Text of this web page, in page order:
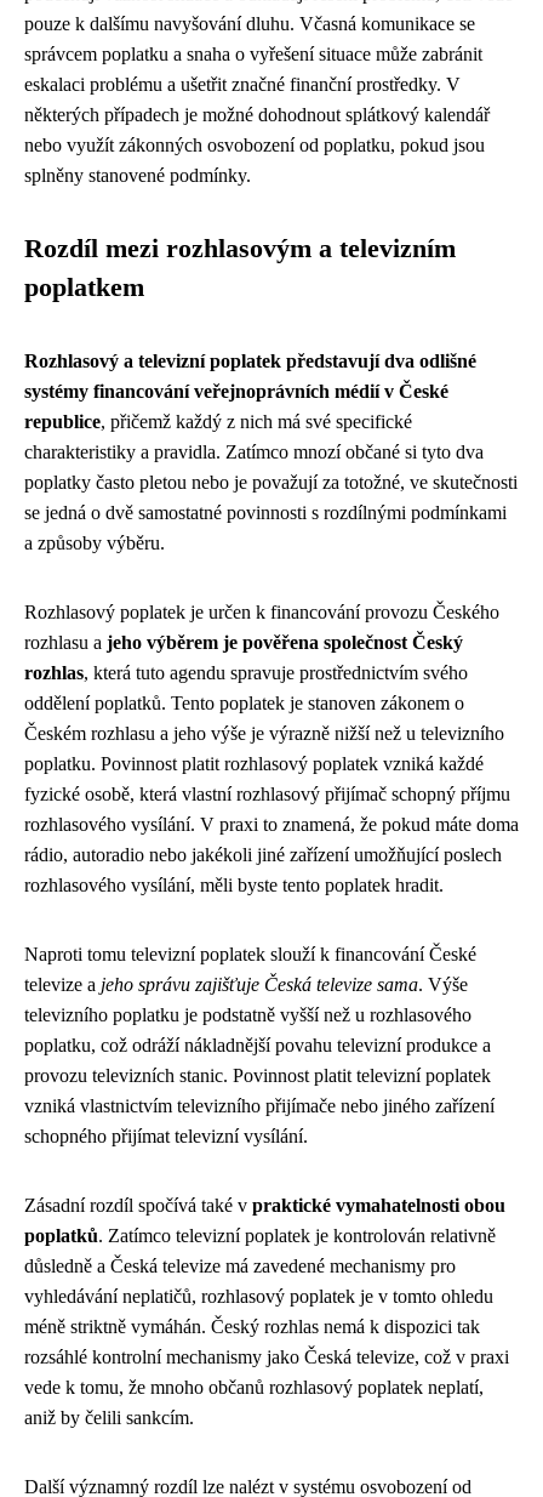
pouze k dalšímu navyšování dluhu. Včasná komunikace se
správcem poplatku a snaha o vyřešení situace může zabránit
eskalaci problému a ušetřit značné finanční prostředky. V
některých případech je možné dohodnout splátkový kalendář
nebo využít zákonných osvobození od poplatku, pokud jsou
splněny stanovené podmínky.
Rozdíl mezi rozhlasovým a televizním
poplatkem
Rozhlasový a televizní poplatek představují dva odlišné
systémy financování veřejnoprávních médií v České
republice, přičemž každý z nich má své specifické
charakteristiky a pravidla. Zatímco mnozí občané si tyto dva
poplatky často pletou nebo je považují za totožné, ve skutečnosti
se jedná o dvě samostatné povinnosti s rozdílnými podmínkami
a způsoby výběru.
Rozhlasový poplatek je určen k financování provozu Českého
rozhlasu a jeho výběrem je pověřena společnost Český
rozhlas, která tuto agendu spravuje prostřednictvím svého
oddělení poplatků. Tento poplatek je stanoven zákonem o
Českém rozhlasu a jeho výše je výrazně nižší než u televizního
poplatku. Povinnost platit rozhlasový poplatek vzniká každé
fyzické osobě, která vlastní rozhlasový přijímač schopný příjmu
rozhlasového vysílání. V praxi to znamená, že pokud máte doma
rádio, autoradio nebo jakékoli jiné zařízení umožňující poslech
rozhlasového vysílání, měli byste tento poplatek hradit.
Naproti tomu televizní poplatek slouží k financování České
televize a jeho správu zajišťuje Česká televize sama. Výše
televizního poplatku je podstatně vyšší než u rozhlasového
poplatku, což odráží nákladnější povahu televizní produkce a
provozu televizních stanic. Povinnost platit televizní poplatek
vzniká vlastnictvím televizního přijímače nebo jiného zařízení
schopného přijímat televizní vysílání.
Zásadní rozdíl spočívá také v praktické vymahatelnosti obou
poplatků. Zatímco televizní poplatek je kontrolován relativně
důsledně a Česká televize má zavedené mechanismy pro
vyhledávání neplatičů, rozhlasový poplatek je v tomto ohledu
méně striktně vymáhán. Český rozhlas nemá k dispozici tak
rozsáhlé kontrolní mechanismy jako Česká televize, což v praxi
vede k tomu, že mnoho občanů rozhlasový poplatek neplatí,
aniž by čelili sankcím.
Další významný rozdíl lze nalézt v systému osvobození od